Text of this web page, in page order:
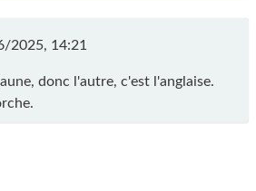
2025, 14:21
donc l'autre, c'est l'anglaise.